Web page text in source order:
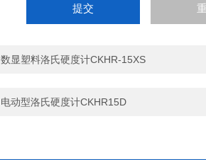
数显塑料洛氏硬度计CKHR-15XS
电动型洛氏硬度计CKHR15D